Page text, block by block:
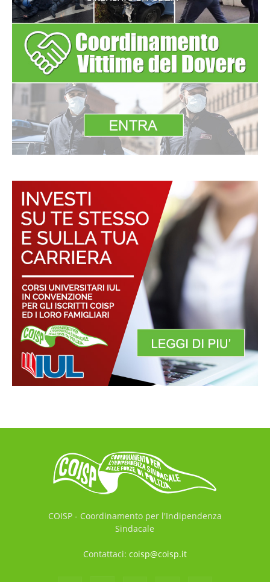
COISP - Coordinamento per l'Indipendenza
Sindacale
Contattaci: coisp@coisp.it